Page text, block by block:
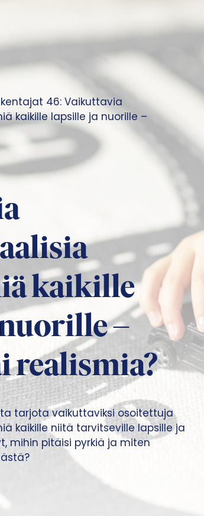
46: Vaikuttavia
kaikille lapsille ja nuorille –
kaikille
–
realismia?
tarjota vaikuttaviksi osoitettuja
kaikille niitä tarvitseville lapsille ja
mihin pitäisi pyrkiä ja miten